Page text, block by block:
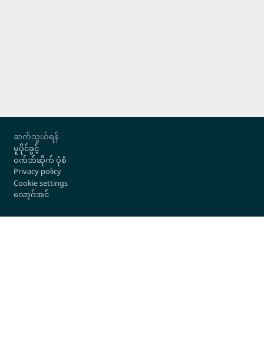
Footer
ဆက်သွယ်ရန်
မူပိုင်ခွင့်
ဝက်ဘ်ဆိုက် ပုံစံ
Privacy policy
Cookie settings
လော့ဂ်အင်